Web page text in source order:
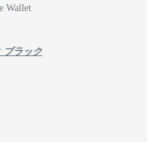
Wallet
ブラック